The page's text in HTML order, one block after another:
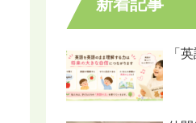
新着記事
「